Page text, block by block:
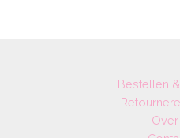
Bestellen